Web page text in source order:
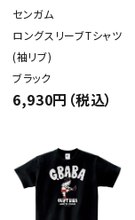
センガム
ロングスリーブTシャツ
(袖リブ)
ブラック
6,930円（税込）